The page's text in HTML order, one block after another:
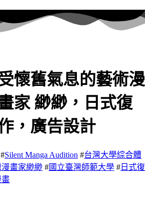
懷舊氣息的藝術漫
家 緲緲，日式復
，廣告設計
#Silent Manga Audition #台灣大學綜合體
漫畫家緲緲 #國立臺灣師範大學 # 日式復
畫